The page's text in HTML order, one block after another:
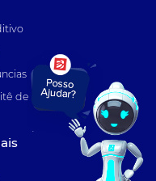
de Auditoria